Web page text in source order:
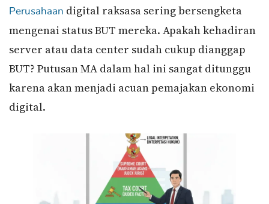
Perusahaan digital raksasa sering bersengketa
mengenai status BUT mereka. Apakah kehadiran
server atau data center sudah cukup dianggap
BUT? Putusan MA dalam hal ini sangat ditunggu
karena akan menjadi acuan pemajakan ekonomi
digital.